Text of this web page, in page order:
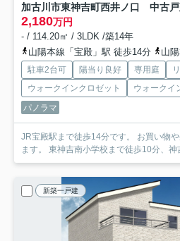
加古川市東神吉町西井ノ口 中古
2,180万円
- / 114.20㎡ / 3LDK /築14年
山陽本線「宝殿」駅 徒歩14分
山
駐車2台可 陽当り良好 専用庭
ウォークインクロゼット
ウォークイ
パノラマ
JR宝殿駅まで徒歩14分です。 お買い物
ます。 東神吉南小学校まで徒歩10分、神
新築一戸建